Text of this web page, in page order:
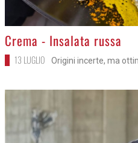
>
Crema - Insalata russa
13 LUGLIO Origini incerte, ma